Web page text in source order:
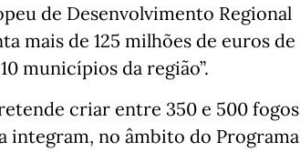
de Desenvolvimento Regional
mais de 125 milhões de euros de
municípios da região”.
criar entre 350 e 500 fogos
integram, no âmbito do Programa